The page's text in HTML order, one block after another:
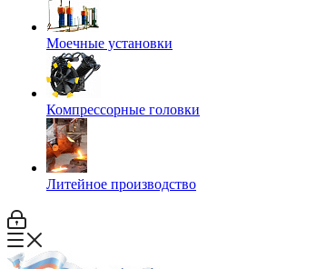
Моечные установки
Компрессорные головки
Литейное производство